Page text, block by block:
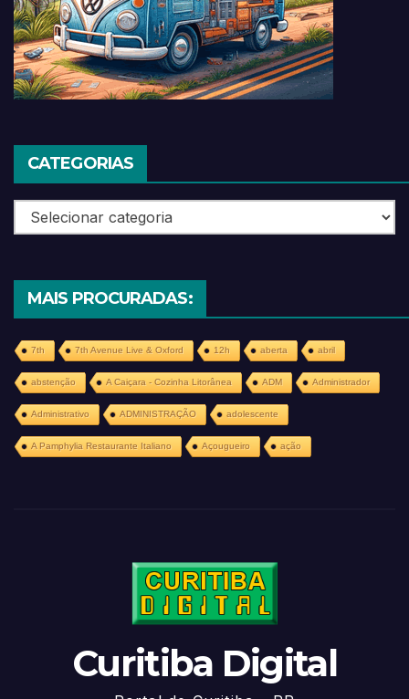
CATEGORIAS
Categorias
MAIS PROCURADAS:
7th 7th Avenue Live & Oxford 12h aberta abril
abstenção A Caiçara - Cozinha Litorânea ADM Administrador
Administrativo ADMINISTRAÇÃO adolescente
A Pamphylia Restaurante Italiano Açougueiro ação
Curitiba Digital